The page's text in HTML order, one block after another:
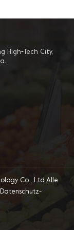
professionelles
um den besten
High-Tech City,
Co., Ltd Alle
Datenschutz-